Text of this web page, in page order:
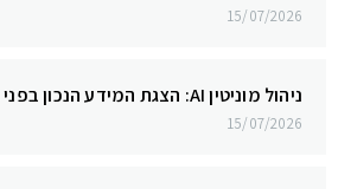
15/07/2026
ניהול מוניטין AI: הצגת המידע הנכון בפני בוטים ומנועי תשובות
15/07/2026